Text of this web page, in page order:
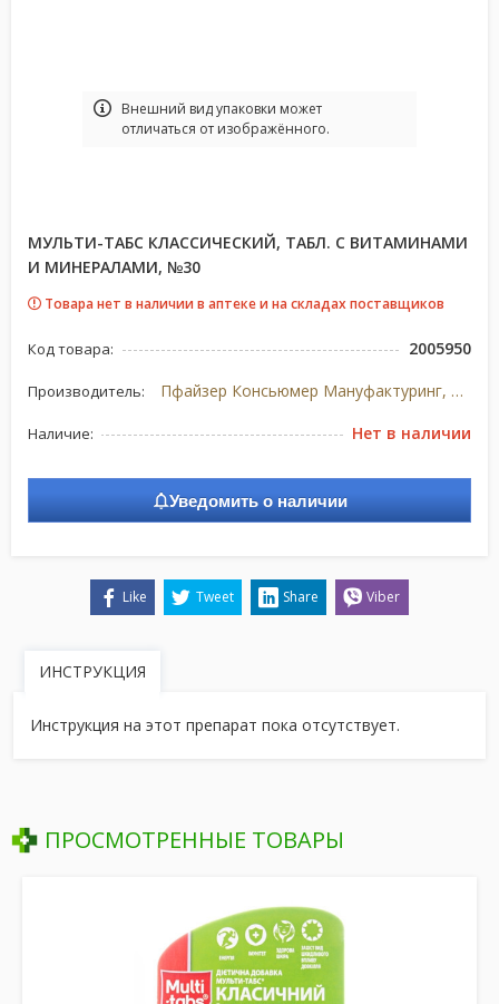
Bнешний вид упаковки может
отличаться от изображённого.
МУЛЬТИ-ТАБС КЛАССИЧЕСКИЙ, ТАБЛ. С ВИТАМИНАМИ
И МИНЕРАЛАМИ, №30
Товара нет в наличии в аптеке и на складах поставщиков
Код товара: 2005950
Производитель: Пфайзер Консьюмер Мануфактуринг, Италия
Наличие: Нет в наличии
Уведомить о наличии
Like Tweet Share Viber
ИНСТРУКЦИЯ
Инструкция на этот препарат пока отсутствует.
ПРОСМОТРЕННЫЕ ТОВАРЫ